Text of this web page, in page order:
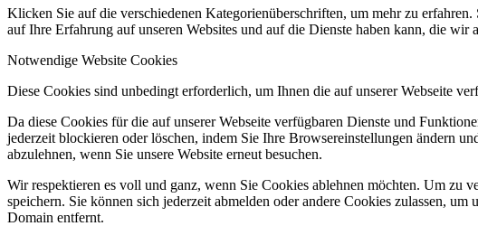
Klicken Sie auf die verschiedenen Kategorienüberschriften, um mehr zu
auf Ihre Erfahrung auf unseren Websites und auf die Dienste haben kann, die wir
Notwendige Website Cookies
Diese Cookies sind unbedingt erforderlich, um Ihnen die auf unserer Webseite
Da diese Cookies für die auf unserer Webseite verfügbaren Dienste und
jederzeit blockieren oder löschen, indem Sie Ihre Browsereinstellungen ändern
abzulehnen, wenn Sie unsere Website erneut besuchen.
Wir respektieren es voll und ganz, wenn Sie Cookies ablehnen möchten. Um zu
speichern. Sie können sich jederzeit abmelden oder andere Cookies zulassen,
Domain entfernt.